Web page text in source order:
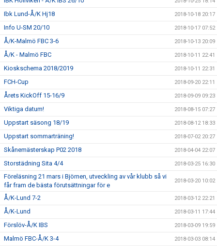
Ibk Lund-Å/K Hj18 2018-10-18 20:17
Info U-SM 20/10 2018-10-17 07:52
Å/K-Malmö FBC 3-6 2018-10-13 20:09
Å/K - Malmö FBC 2018-10-11 22:41
Kioskschema 2018/2019 2018-10-11 22:31
FCH-Cup 2018-09-20 22:11
Årets KickOff 15-16/9 2018-09-09 09:23
Viktiga datum! 2018-08-15 07:27
Uppstart säsong 18/19 2018-08-12 18:33
Uppstart sommarträning! 2018-07-02 20:27
Skånemästerskap P02 2018 2018-04-04 22:07
Storstädning Sita 4/4 2018-03-25 16:30
Föreläsning 21 mars i Björnen, utveckling av vår klubb så vi
får fram de bästa förutsättningar för e
2018-03-20 10:02
Å/K-Lund 7-2 2018-03-12 22:21
Å/K-Lund 2018-03-11 17:44
Förslöv-Å/K IBS 2018-03-09 19:59
Malmö FBC-Å/K 3-4 2018-03-03 08:14